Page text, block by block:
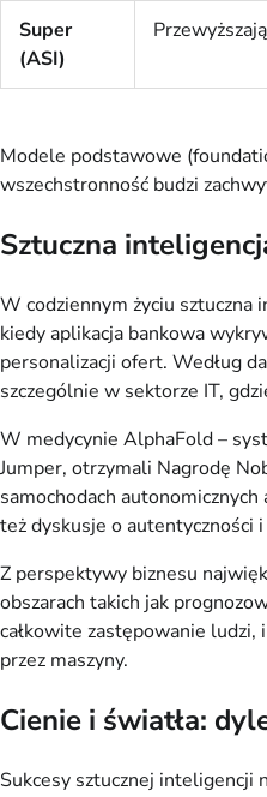
Super
(ASI)
Modele podstawowe
wszechstronność budzi
Sztuczna
W codziennym życiu
kiedy aplikacja bankowa
personalizacji ofert. Według
szczególnie w sektorze IT,
W medycynie AlphaFold –
Jumper, otrzymali Nagrodę
samochodach
też dyskusje o autentyczności
Z perspektywy biznesu
obszarach takich jak
całkowite zastępowanie
przez maszyny.
Cienie i światła:
Sukcesy sztucznej inteligencji